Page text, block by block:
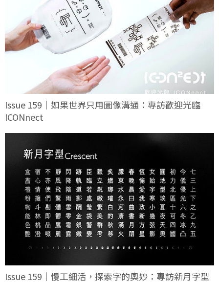
Issue 159｜如果世界只用圖像溝通：專訪歡迎光臨
ICONnect
Issue 159｜慢工細活，探索字的奧妙：專訪新月字型